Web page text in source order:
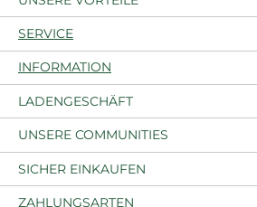
SERVICE
INFORMATION
LADENGESCHÄFT
UNSERE COMMUNITIES
SICHER EINKAUFEN
ZAHLUNGSARTEN